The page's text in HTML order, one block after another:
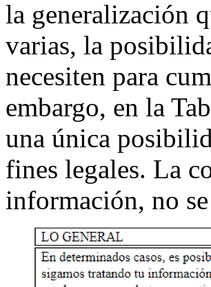
la generalización
varias, la
necesiten para
embargo, en la
una única
fines legales. La
información, no